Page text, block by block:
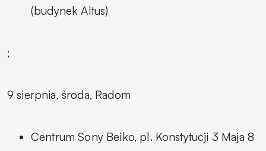
(budynek Altus)
;
9 sierpnia, środa, Radom
Centrum Sony Beiko, pl. Konstytucji 3 Maja 8